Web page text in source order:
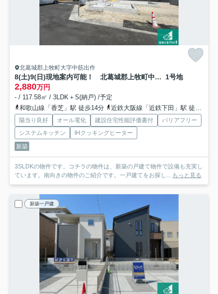
北葛城郡上牧町大字中筋出作
8(土)9(日)現地案内可能！ 北葛城郡上牧町中筋出作 全3邸 1号地
2,880万円
- / 117.58㎡ / 3LDK＋S(納戸) /予定
和歌山線「香芝」駅 徒歩14分
近鉄大阪線「近鉄下田」駅 徒歩19分
陽当り良好 オール電化 建設住宅性能評価書付
バリアフリー
システムキッチン
IHクッキングヒーター
新築
3SLDKの物件です。コチラの物件は、新築の戸建て物件で設備も充実し
ています。南向きの物件のご紹介です。一戸建てをお探し... もっと見る
新築一戸建